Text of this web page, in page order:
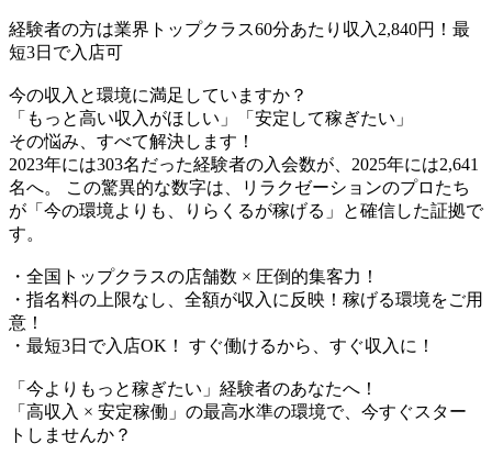
経験者の方は業界トップクラス60分あたり収入2,840円！最
短3日で入店可
今の収入と環境に満足していますか？
「もっと高い収入がほしい」「安定して稼ぎたい」
その悩み、すべて解決します！
2023年には303名だった経験者の入会数が、2025年には2,641
名へ。 この驚異的な数字は、リラクゼーションのプロたち
が「今の環境よりも、りらくるが稼げる」と確信した証拠で
す。
・全国トップクラスの店舗数 × 圧倒的集客力！
・指名料の上限なし、全額が収入に反映！稼げる環境をご用
意！
・最短3日で入店OK！ すぐ働けるから、すぐ収入に！
「今よりもっと稼ぎたい」経験者のあなたへ！
「高収入 × 安定稼働」の最高水準の環境で、今すぐスター
トしませんか？